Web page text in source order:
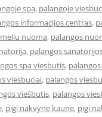
spa, palangoje
informacijos centras,
nuoma, palangos
, palangos
spa viesbutis,
viesbuciai, palangos
viešbutis, palangos
, pigi nakvyne kaune, pigi